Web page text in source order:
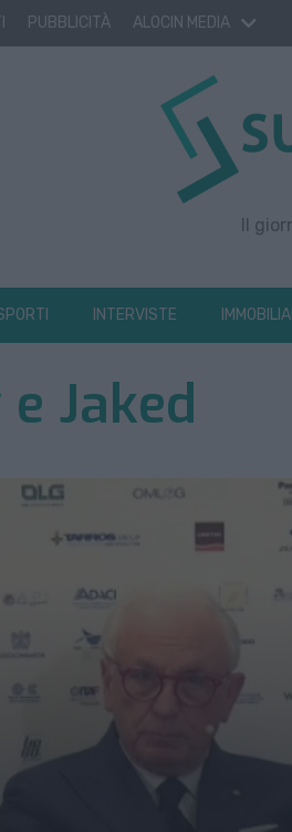
PUBBLICITÀ ALOCIN MEDIA
Il
INTERVISTE
Jaked